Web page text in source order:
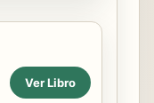
Ver Libro